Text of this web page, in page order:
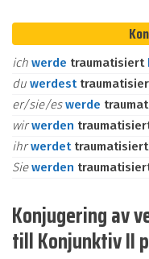
ich werde traumatisiert
du werdest
er/sie/eswerde
wirwerden
ihrwerdet traumatisiert
Siewerden
Konjugering av
till Konjunktiv II